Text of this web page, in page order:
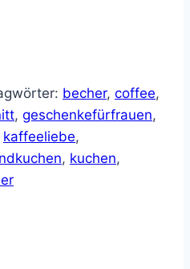
becher, coffee,
, geschenkefürfrauen,
kaffeeliebe,
, kuchen,